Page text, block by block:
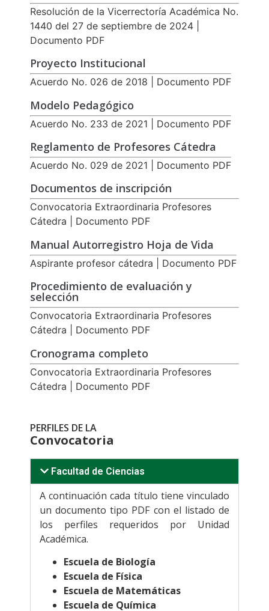
Resolución de la Vicerrectoría Académica No.
1440 del 27 de septiembre de 2024 |
Documento PDF
Proyecto Institucional
Acuerdo No. 026 de 2018 | Documento PDF
Modelo Pedagógico
Acuerdo No. 233 de 2021 | Documento PDF
Reglamento de Profesores Cátedra
Acuerdo No. 029 de 2021 | Documento PDF
Documentos de inscripción
Convocatoria Extraordinaria Profesores
Cátedra | Documento PDF
Manual Autorregistro Hoja de Vida
Aspirante profesor cátedra | Documento PDF
Procedimiento de evaluación y
selección
Convocatoria Extraordinaria Profesores
Cátedra | Documento PDF
Cronograma completo
Convocatoria Extraordinaria Profesores
Cátedra | Documento PDF
PERFILES DE LA
Convocatoria
Facultad de Ciencias
A continuación cada título tiene vinculado
un documento tipo PDF con el listado de
los perfiles requeridos por Unidad
Académica.
Escuela de Biología
Escuela de Física
Escuela de Matemáticas
Escuela de Química